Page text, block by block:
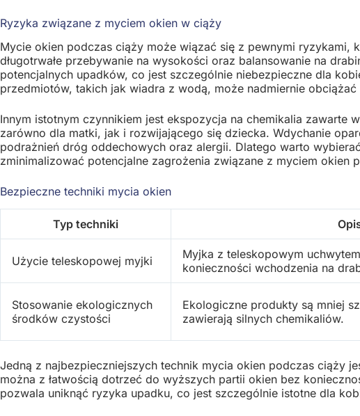
Ryzyka związane z myciem okien w ciąży
Mycie okien podczas ciąży może wiązać się z pewnymi ryzykami,
długotrwałe przebywanie na wysokości oraz balansowanie na
potencjalnych upadków, co jest szczególnie niebezpieczne dla
przedmiotów, takich jak wiadra z wodą, może nadmiernie
Innym istotnym czynnikiem jest ekspozycja na chemikalia
zarówno dla matki, jak i rozwijającego się dziecka. Wdychanie
podrażnień dróg oddechowych oraz alergii. Dlatego warto
zminimalizować potencjalne zagrożenia związane z myciem okien
Bezpieczne techniki mycia okien
Typ techniki
Użycie teleskopowej myjki
Myjka z teleskopowym
konieczności wchodzenia na
Stosowanie ekologicznych
środków czystości
Ekologiczne produkty są mniej
zawierają silnych chemikaliów.
Jedną z najbezpieczniejszych technik mycia okien podczas ciąży
można z łatwością dotrzeć do wyższych partii okien bez
pozwala uniknąć ryzyka upadku, co jest szczególnie istotne dla